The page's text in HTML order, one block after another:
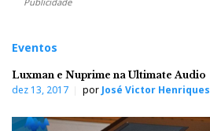
Eventos
Luxman e Nuprime na Ultimate Audio
dez 13, 2017 por José Victor Henriques